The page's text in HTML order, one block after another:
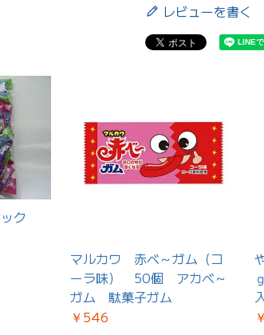
レビューを書く
ク
マルカワ 赤ベ～ガム（コ
ーラ味） 50個 アカベ～
ガム 駄菓子ガム
￥546